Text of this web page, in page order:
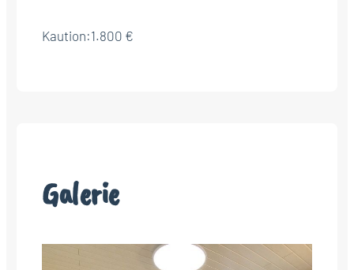
Kaution:1.800 €
Galerie